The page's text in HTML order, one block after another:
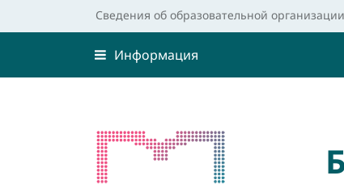
Сведения об образовательной организации
Информация